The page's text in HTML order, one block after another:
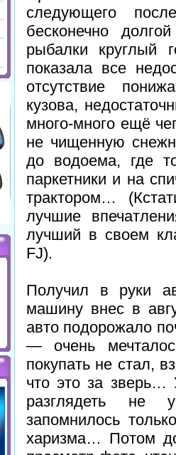
следующего
бесконечно
рыбалки круглый
показала все
отсутствие
кузова,
много-много ещё
не чищенную
до водоема, где
паркетники и на
трактором…
лучшие
лучший в своем
FJ).
Получил в руки
машину внес в
авто подорожало
— очень
покупать не стал,
что это за
разглядеть не
запомнилось
харизма… Потом